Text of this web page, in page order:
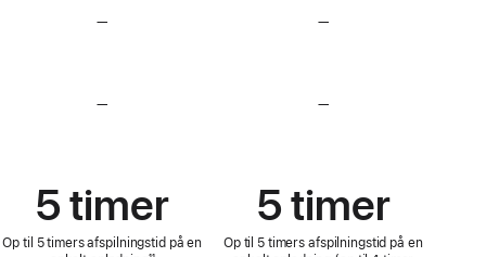
—
—
5 timer
Op til 5 timers afspilningstid på en
—Ingen
—Uden
5 timer
Op til 5 timers afspilningstid på en